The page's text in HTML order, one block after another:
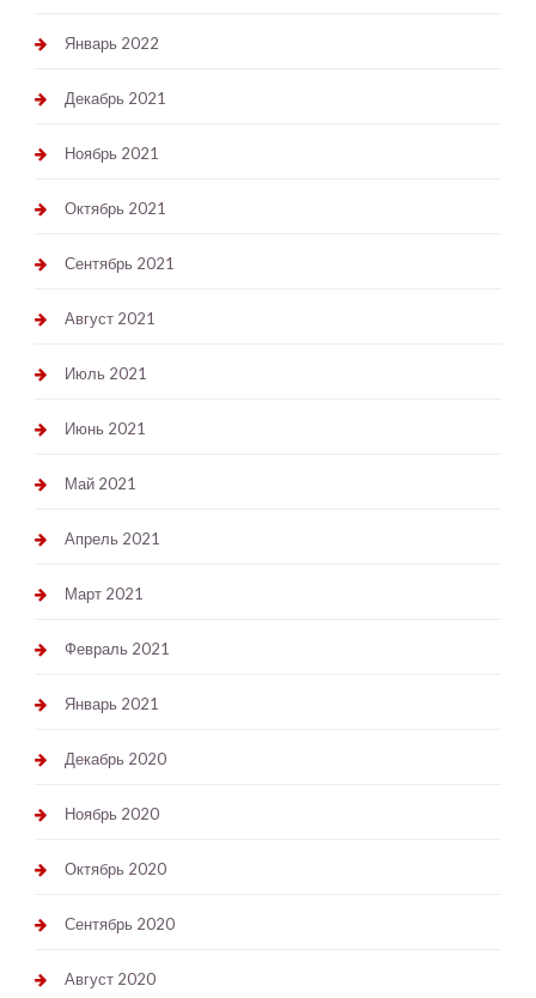
Январь 2022
Декабрь 2021
Ноябрь 2021
Октябрь 2021
Сентябрь 2021
Август 2021
Июль 2021
Июнь 2021
Май 2021
Апрель 2021
Март 2021
Февраль 2021
Январь 2021
Декабрь 2020
Ноябрь 2020
Октябрь 2020
Сентябрь 2020
Август 2020